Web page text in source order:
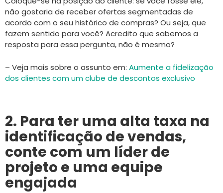
não gostaria de receber ofertas segmentadas de
acordo com o seu histórico de compras? Ou seja, que
fazem sentido para você? Acredito que sabemos a
resposta para essa pergunta, não é mesmo?
– Veja mais sobre o assunto em: Aumente a fidelização
dos clientes com um clube de descontos exclusivo
2. Para ter uma alta taxa na
identificação de vendas,
conte com um líder de
projeto e uma equipe
engajada